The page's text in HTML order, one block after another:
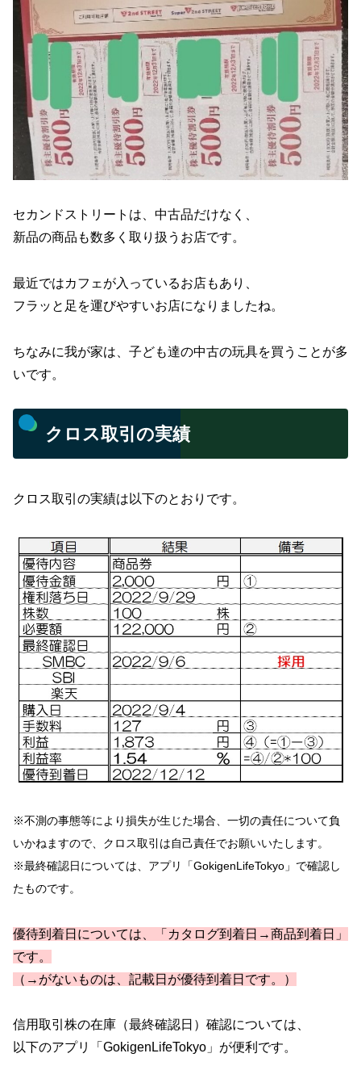
セカンドストリートは、中古品だけなく、
新品の商品も数多く取り扱うお店です。
最近ではカフェが入っているお店もあり、
フラッと足を運びやすいお店になりましたね。
ちなみに我が家は、子ども達の中古の玩具を買うことが多
いです。
クロス取引の実績
クロス取引の実績は以下のとおりです。
※不測の事態等により損失が生じた場合、 一切の責任について負
いかねますので、クロス取引は自己責任でお願いいたします。
※最終確認日については、アプリ「GokigenLifeTokyo」で確認し
たものです。
優待到着日については、「カタログ到着日→商品到着日」
です。
（→がないものは、記載日が優待到着日です。）
信用取引株の在庫（最終確認日）確認については、
以下のアプリ「GokigenLifeTokyo」が便利です。